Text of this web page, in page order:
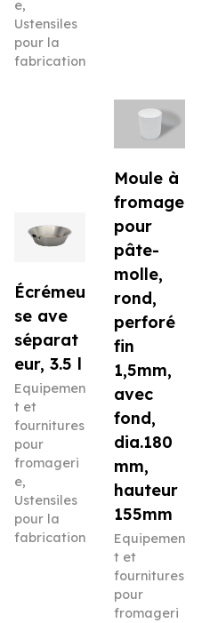
e,
Ustensiles
pour la
fabrication
Écrémeu
se ave
séparat
eur, 3.5 l
Equipemen
t et
fournitures
pour
fromageri
e,
Ustensiles
pour la
fabrication
Moule à
fromage
pour
pâte-
molle,
rond,
perforé
fin
1,5mm,
avec
fond,
dia.180
mm,
hauteur
155mm
Equipemen
t et
fournitures
pour
fromageri